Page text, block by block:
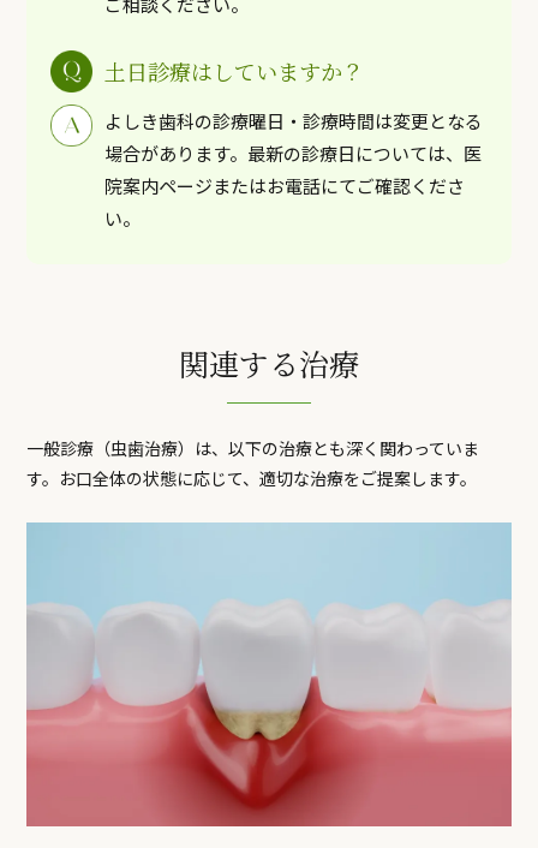
土日診療はしていますか？
よしき歯科の診療曜日・診療時間は変更となる
場合があります。最新の診療日については、医
院案内ページまたはお電話にてご確認くださ
い。
関連する治療
一般診療（虫歯治療）は、以下の治療とも深く関わっていま
す。 お口全体の状態に応じて、適切な治療をご提案します。